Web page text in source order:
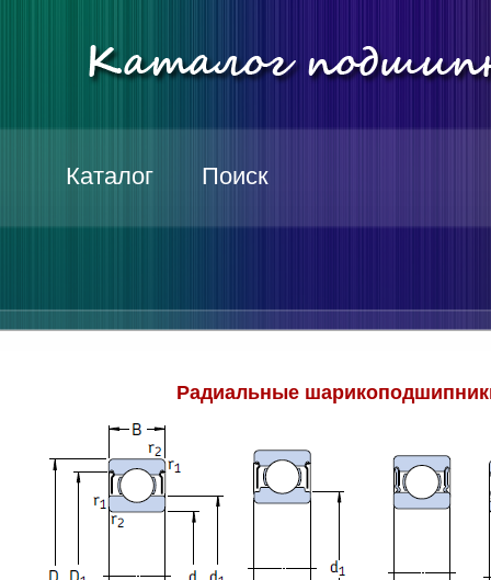
Каталог Поиск
Радиальные